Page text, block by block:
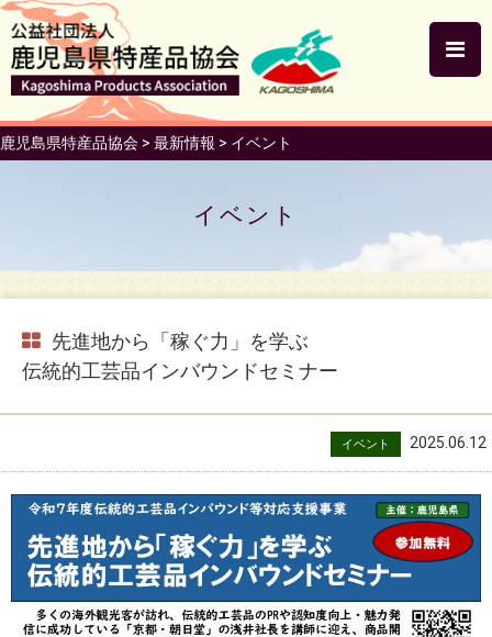
鹿児島県特産品協会 > 最新情報 > イベント
イベント
先進地から「稼ぐ力」を学ぶ
伝統的工芸品インバウンドセミナー
イベント 2025.06.12